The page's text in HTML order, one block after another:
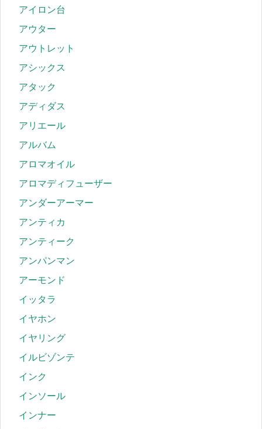
アイロン台
アウター
アウトレット
アシックス
アタック
アディダス
アリエール
アルバム
アロマオイル
アロマディフューザー
アンダーアーマー
アンティカ
アンティーク
アンパンマン
アーモンド
イッタラ
イヤホン
イヤリング
イルビゾンテ
インク
インソール
インナー